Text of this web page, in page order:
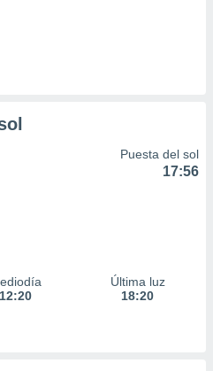
Puesta del sol
17:56
12:20
Última luz
18:20